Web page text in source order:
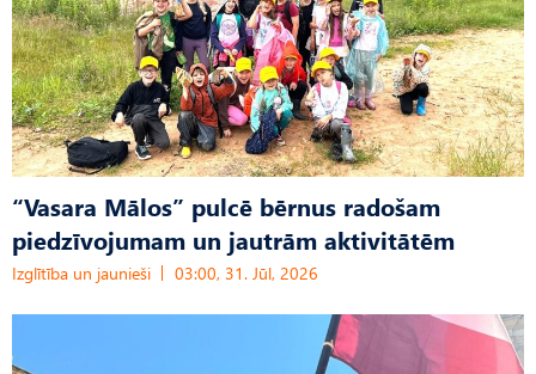
“Vasara Mālos” pulcē bērnus radošam
piedzīvojumam un jautrām aktivitātēm
Izglītība un jaunieši 03:00, 31. Jūl, 2026